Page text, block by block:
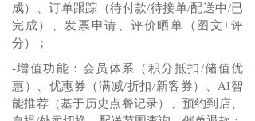
成）、订单跟踪（待付款/待接单/配送中/已
完成）、发票申请、评价晒单（图文+评
分）；
-增值功能：会员体系（积分抵扣/储值优
惠）、优惠券（满减/折扣/新客券）、AI智
能推荐（基于历史点餐记录）、预约到店、